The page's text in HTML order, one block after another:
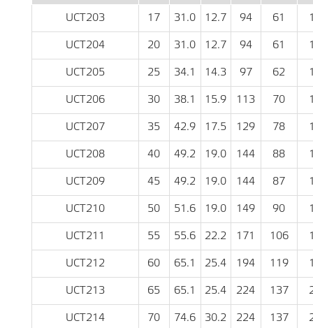
UCT203 17 31.0 12.7 94 61
UCT204 20 31.0 12.7 94 61
UCT205 25 34.1 14.3 97 62
UCT206 30 38.1 15.9 113 70
UCT207 35 42.9 17.5 129 78
UCT208 40 49.2 19.0 144 88
UCT209 45 49.2 19.0 144 87
UCT210 50 51.6 19.0 149 90
UCT211 55 55.6 22.2 171 106
UCT212 60 65.1 25.4 194 119
UCT213 65 65.1 25.4 224 137
UCT214 70 74.6 30.2 224 137